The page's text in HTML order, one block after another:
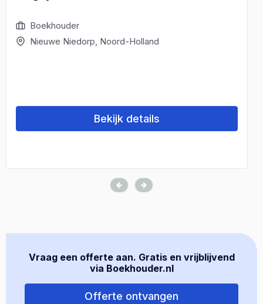
Boekhouder
Nieuwe Niedorp, Noord-Holland
Bekijk details
Vraag een offerte aan. Gratis en vrijblijvend
via Boekhouder.nl
Offerte ontvangen